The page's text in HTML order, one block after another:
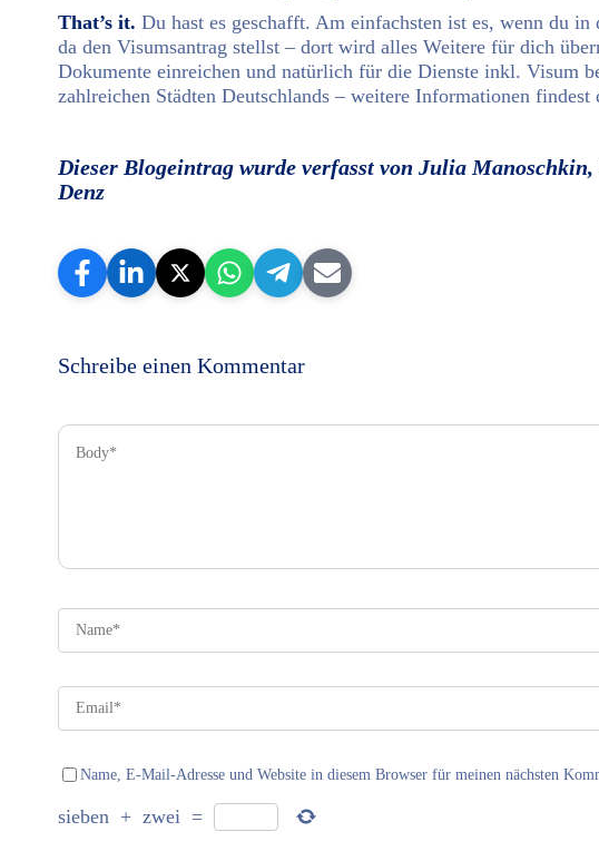
That’s it. Du hast es geschafft. Am einfachsten ist es, wenn du
da den Visumsantrag stellst – dort wird alles Weitere für dich
Dokumente einreichen und natürlich für die Dienste inkl. Visum
zahlreichen Städten Deutschlands – weitere Informationen findest
Dieser Blogeintrag wurde verfasst von Julia
Denz
Schreibe einen Kommentar
Name, E-Mail-Adresse und Website in diesem Browser für meinen nächsten
sieben + zwei =